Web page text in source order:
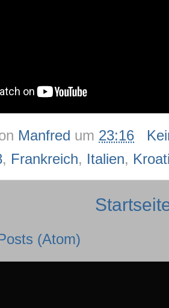
Manfred um 23:16
, Frankreich, Italien,
(Atom)